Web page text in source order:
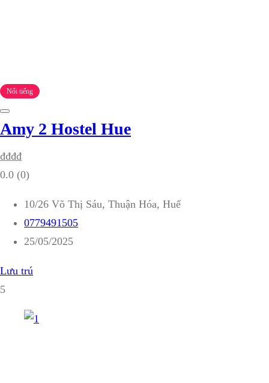
Nổi tiếng
Amy 2 Hostel Hue
₫₫₫₫
0.0 (0)
10/26 Võ Thị Sáu, Thuận Hóa, Huế
0779491505
25/05/2025
Lưu trú
5